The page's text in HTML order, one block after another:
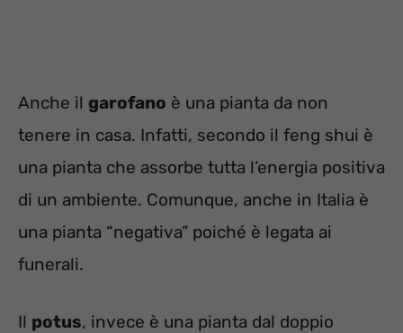
Anche il garofano è una pianta da non
tenere in casa. Infatti, secondo il feng shui è
una pianta che assorbe tutta l’energia positiva
di un ambiente. Comunque, anche in Italia è
una pianta “negativa” poiché è legata ai
funerali.
Il potus, invece è una pianta dal doppio